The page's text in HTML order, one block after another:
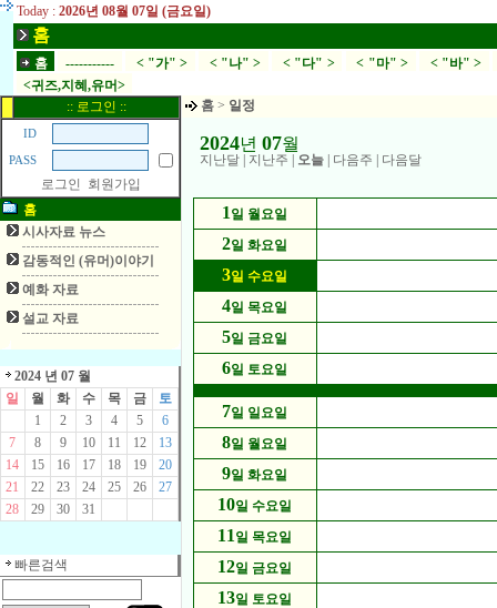
Today : 2026년 08월 07일 (금요일)
홈
홈 ----------- < "가" > < "나" > < "다" > < "마" > < "바" >
<귀즈,지혜,유머>
:: 로그인 ::
ID
PASS
로그인
회원가입
홈
시사자료 뉴스
감동적인 (유머)이야기
예화 자료
설교 자료
2024 년 07 월
일
월 화 수 목 금
토
1
2 3 4 5
6
7
8 9 10 11 12
13
14
15 16 17 18 19
20
21
22 23 24 25 26
27
28
29 30 31
빠른검색
홈 > 일정
2024년 07월
지난달 지난주 오늘 다음주 다음달
1 일 월요일
2일 화요일
3일 수요일
4일 목요일
5일 금요일
6일 토요일
7일 일요일
8일 월요일
9일 화요일
10일 수요일
11 일 목요일
12일 금요일
13일 토요일